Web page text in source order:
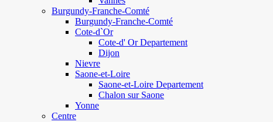
Burgundy-Franche-Comté
Burgundy-Franche-Comté
Cote-d`Or
Cote-d' Or Departement
Dijon
Nievre
Saone-et-Loire
Saone-et-Loire Departement
Chalon sur Saone
Yonne
Centre